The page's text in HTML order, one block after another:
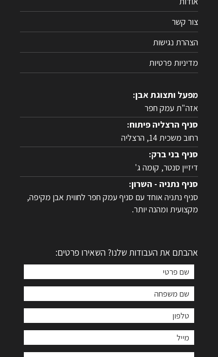
צור קשר
הצהרת נגישות
מדיניות פרטיות
מפעל ותצוגת אבן:
אזה"ת עמק חפר
סניף הרצליה פיתוח:
רחוב משכית 14, הרצליה
סניף בני ברק:
דיזיין סנטר, קומה ג'
סניף נתניה - השרון:
סניף נתניה אוחד עם סניף עמק חפר לחווית אבן מקיפה,
מקצועית ומהנה יותר.
אהבתם את העבודות שלנו? השאירו פרטים: